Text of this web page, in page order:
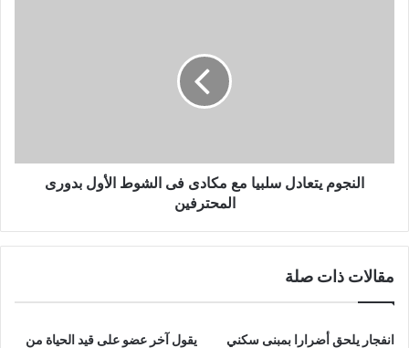
بدورى
المحترفين
النجوم يتعادل سلبيا مع مكادى فى الشوط الأول بدورى
المحترفين
مقالات ذات صلة
انفجار يلحق أضرارا بمبنى سكني
يقول آخر عضو على قيد الحياة من